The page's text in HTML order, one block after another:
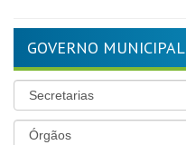
GOVERNO MUNICIPAL